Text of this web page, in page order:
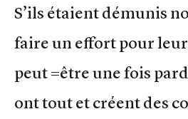
S’ils étaient démunis
faire un effort pour
peut =être une fois
ont tout et créent des